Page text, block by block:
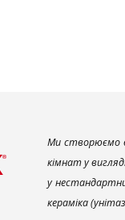
Ми створюємо
кімнат у
у
кераміка